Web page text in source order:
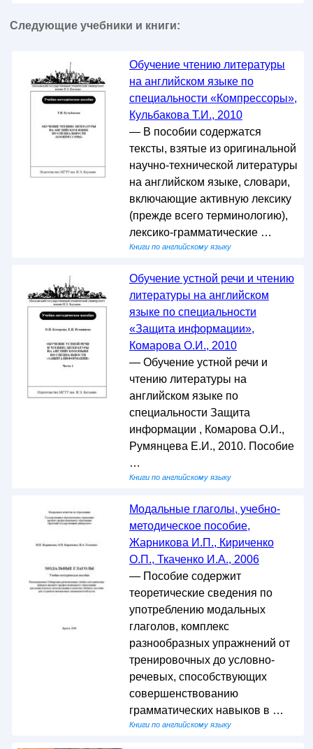
Следующие учебники и книги:
Обучение чтению литературы
на английском языке по
специальности «Компрессоры»,
Кульбакова Т.И., 2010
— В пособии содержатся
тексты, взятые из оригинальной
научно-технической литературы
на английском языке, словари,
включающие активную лексику
(прежде всего терминологию),
лексико-грамматические …
Книги по английскому языку
Обучение устной речи и чтению
литературы на английском
языке по специальности
«Защита информации»,
Комарова О.И., 2010
— Обучение устной речи и
чтению литературы на
английском языке по
специальности Защита
информации , Комарова О.И.,
Румянцева Е.И., 2010. Пособие
…
Книги по английскому языку
Модальные глаголы, учебно-
методическое пособие,
Жарникова И.П., Кириченко
О.П., Ткаченко И.А., 2006
— Пособие содержит
теоретические сведения по
употреблению модальных
глаголов, комплекс
разнообразных упражнений от
тренировочных до условно-
речевых, способствующих
совершенствованию
грамматических навыков в …
Книги по английскому языку